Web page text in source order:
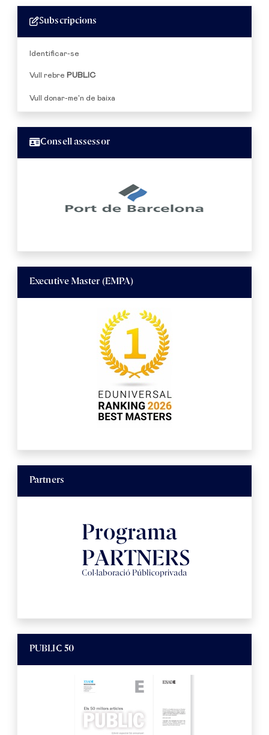
Subscripcions
Identificar-se
Vull rebre PUBLIC
Vull donar-me'n de baixa
Consell assessor
Executive Master (EMPA)
Partners
PUBLIC 50